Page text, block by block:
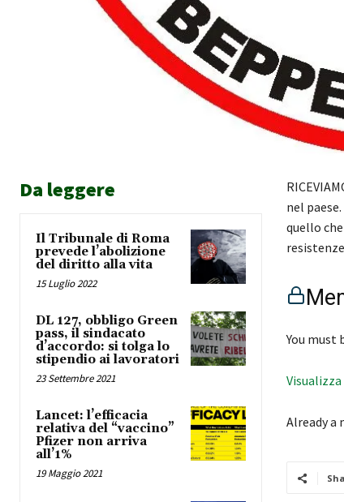
Da leggere
Il Tribunale di Roma
prevede l’abolizione
del diritto alla vita
15 Luglio 2022
DL 127, obbligo Green
pass, il sindacato
d’accordo: si tolga lo
stipendio ai lavoratori
23 Settembre 2021
Lancet: l’efficacia
relativa del “vaccino”
Pfizer non arriva
all’1%
19 Maggio 2021
nel
quello
You must
Already a